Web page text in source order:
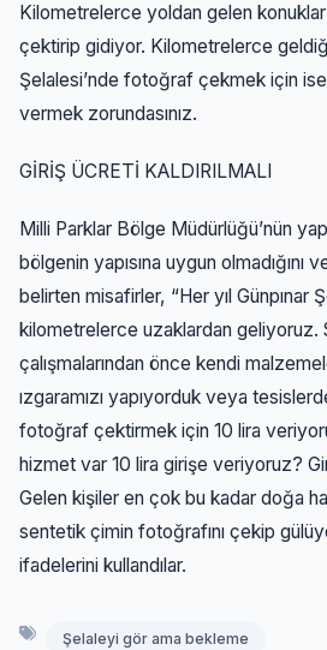
Kilometrelerce yoldan gelen
çektirip gidiyor. Kilometrelerce
Şelalesi’nde fotoğraf çekmek için
vermek zorundasınız.
GİRİŞ ÜCRETİ KALDIRILMALI
Milli Parklar Bölge Müdürlüğü’nün
bölgenin yapısına uygun olmadığını
belirten misafirler, “Her yıl Günpınar
kilometrelerce uzaklardan geliyoruz.
çalışmalarından önce kendi
ızgaramızı yapıyorduk veya
fotoğraf çektirmek için 10 lira
hizmet var 10 lira girişe veriyoruz?
Gelen kişiler en çok bu kadar doğa
sentetik çimin fotoğrafını çekip
ifadelerini kullandılar.
Şelaleyi gör ama bekleme